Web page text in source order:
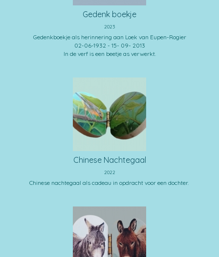
Gedenk boekje
2023
Gedenkboekje als herinnering aan Loek van Eupen-Rogier
02-06-1932 - 15- 09- 2013
In de verf is een beetje as verwerkt.
Chinese Nachtegaal
2022
Chinese nachtegaal als cadeau in opdracht voor een dochter.